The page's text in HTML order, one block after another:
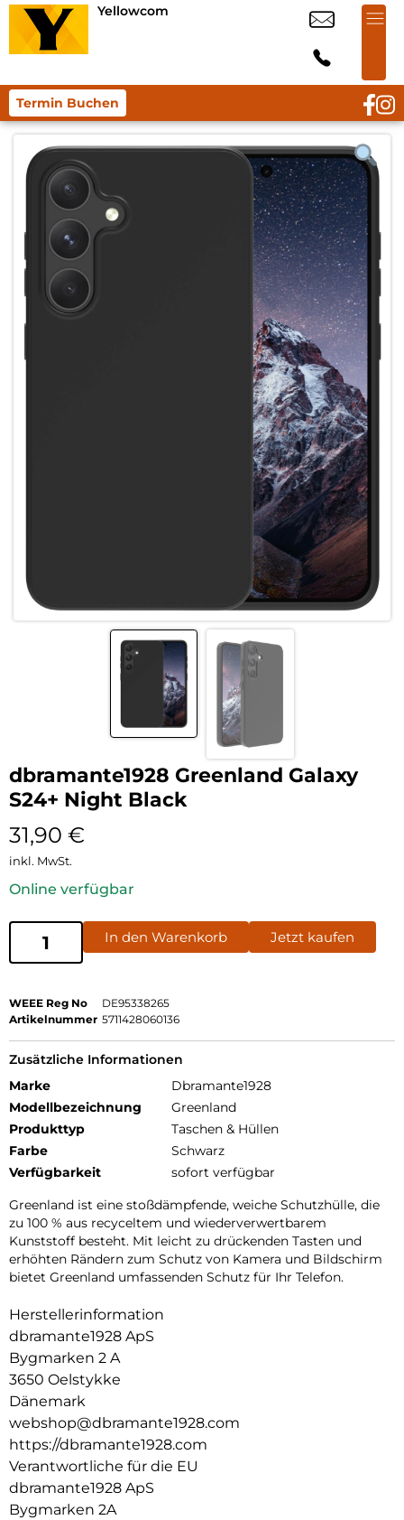
Yellowcom
Termin Buchen
dbramante1928 Greenland Galaxy
S24+ Night Black
31,90 €
inkl. MwSt.
Online verfügbar
In den Warenkorb Jetzt kaufen
WEEE Reg No
DE95338265
Artikelnummer 5711428060136
Zusätzliche Informationen
Marke
Dbramante1928
Modellbezeichnung
Greenland
Produkttyp
Taschen & Hüllen
Farbe
Schwarz
Verfügbarkeit
sofort verfügbar
Greenland ist eine stoßdämpfende, weiche Schutzhülle, die
zu 100 % aus recyceltem und wiederverwertbarem
Kunststoff besteht. Mit leicht zu drückenden Tasten und
erhöhten Rändern zum Schutz von Kamera und Bildschirm
bietet Greenland umfassenden Schutz für Ihr Telefon.
Herstellerinformation
dbramante1928 ApS
Bygmarken 2 A
3650 Oelstykke
Dänemark
webshop@dbramante1928.com
https://dbramante1928.com
Verantwortliche für die EU
dbramante1928 ApS
Bygmarken 2A